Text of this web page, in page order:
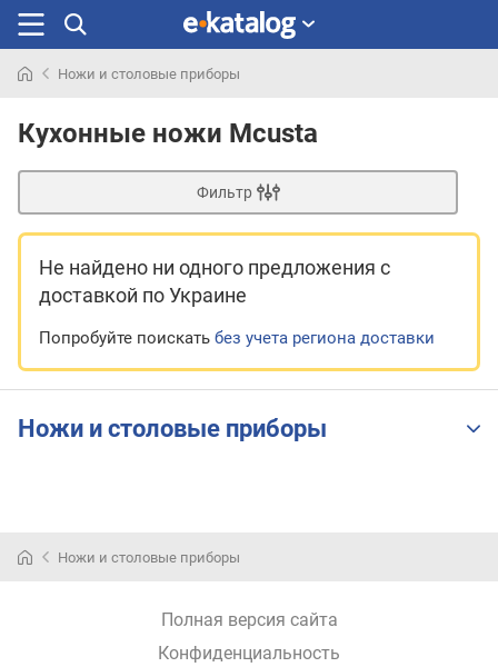
раньше
Ножи и столовые приборы
Кухонные ножи Mcusta
Фильтр
Не найдено ни одного предложения с
доставкой по Украине
Попробуйте поискать без учета региона доставки
Ножи и столовые приборы
Ножи и столовые приборы
Полная версия сайта
Конфиденциальность